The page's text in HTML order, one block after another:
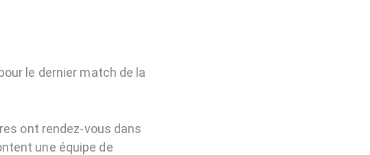
le dernier match de la
ont rendez-vous dans
une équipe de